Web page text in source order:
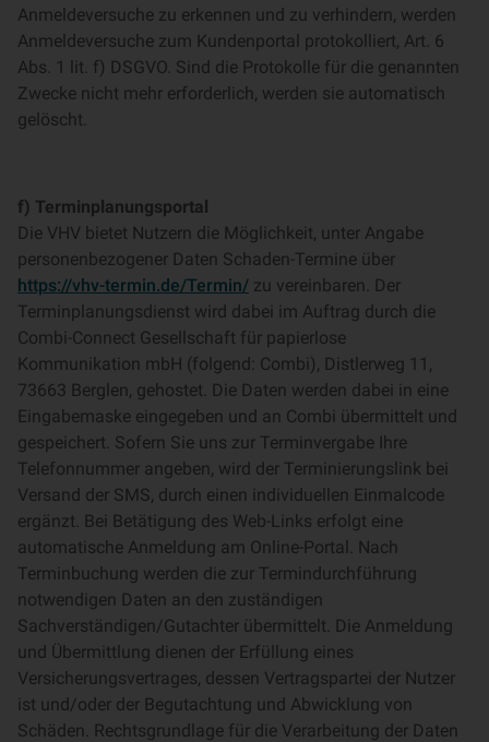
Anmeldeversuche zu erkennen und zu verhindern, werden
Anmeldeversuche zum Kundenportal protokolliert, Art. 6
Abs. 1 lit. f) DSGVO. Sind die Protokolle für die genannten
Zwecke nicht mehr erforderlich, werden sie automatisch
gelöscht.
f) Terminplanungsportal
Die VHV bietet Nutzern die Möglichkeit, unter Angabe
personenbezogener Daten Schaden-Termine über
https://vhv-termin.de/Termin/ zu vereinbaren. Der
Terminplanungsdienst wird dabei im Auftrag durch die
Combi-Connect Gesellschaft für papierlose
Kommunikation mbH (folgend: Combi), Distlerweg 11,
73663 Berglen, gehostet. Die Daten werden dabei in eine
Eingabemaske eingegeben und an Combi übermittelt und
gespeichert. Sofern Sie uns zur Terminvergabe Ihre
Telefonnummer angeben, wird der Terminierungslink bei
Versand der SMS, durch einen individuellen Einmalcode
ergänzt. Bei Betätigung des Web-Links erfolgt eine
automatische Anmeldung am Online-Portal. Nach
Terminbuchung werden die zur Termindurchführung
notwendigen Daten an den zuständigen
Sachverständigen/Gutachter übermittelt. Die Anmeldung
und Übermittlung dienen der Erfüllung eines
Versicherungsvertrages, dessen Vertragspartei der Nutzer
ist und/oder der Begutachtung und Abwicklung von
Schäden. Rechtsgrundlage für die Verarbeitung der Daten